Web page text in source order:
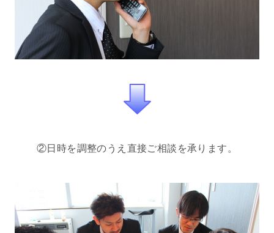
②日時を調整のうえ直接ご相談を承ります。